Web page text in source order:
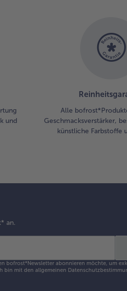
und
Alle
Geschmacksverstärker,
künstliche Farbstoffe
an.
bofrost*Newsletter abonnieren möchte, um
bin mit den allgemeinen